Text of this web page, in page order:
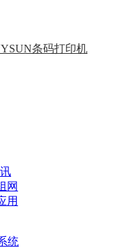
条码打印机
网
用
统